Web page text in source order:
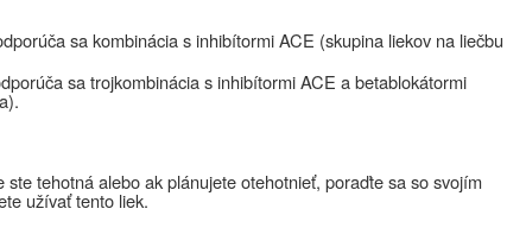
sa kombinácia sinhibítormi ACE (skupina liekov na liečbu
sa trojkombinácia sinhibítormi ACE a betablokátormi
tehotná alebo ak plánujete otehotnieť, poraďte sa so svojím
užívať tento liek.